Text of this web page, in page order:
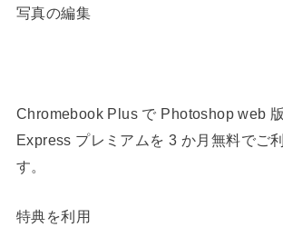
写真の編集
Chromebook Plus で Photoshop web
Express プレミアムを 3 か月無料でご
す。
特典を利用